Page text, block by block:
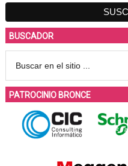
BUSCADOR
PATROCINIO BRONCE